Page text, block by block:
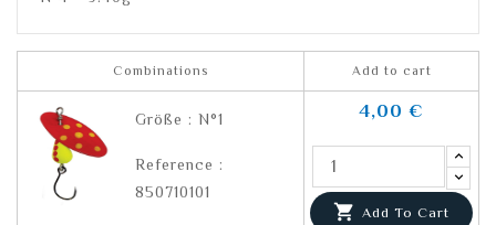
Combinations Add to cart
Größe : N°1
Reference :
850710101
4,00 €
 Add To Cart